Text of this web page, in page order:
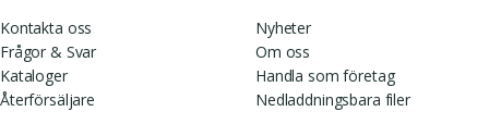
Kontakta oss
Frågor & Svar
Kataloger
Återförsäljare
Nyheter
Om oss
Handla som företag
Nedladdningsbara filer